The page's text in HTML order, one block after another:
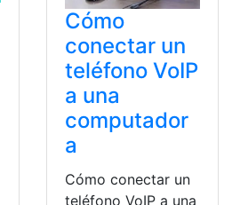
Cómo
conectar un
teléfono VoIP
a una
computador
a
Cómo conectar un
teléfono VoIP a una